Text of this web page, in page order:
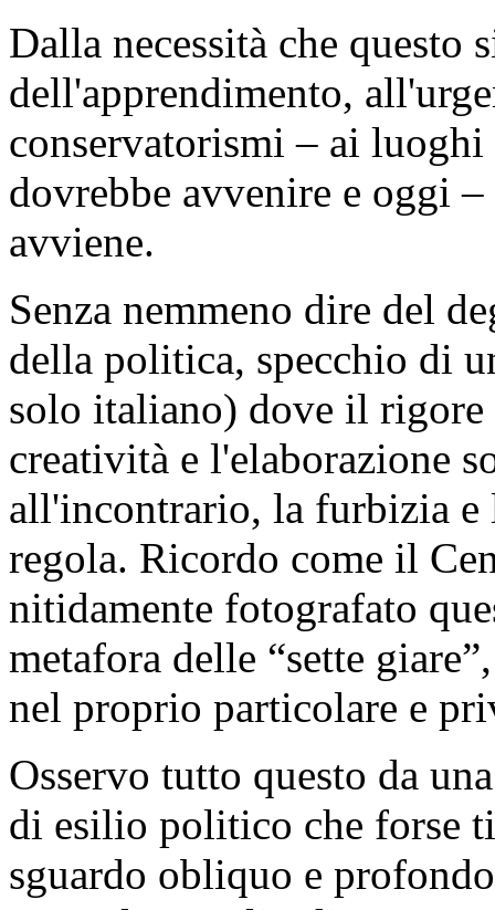
Dalla necessità che questo
dell'apprendimento,
conservatorismi – ai
dovrebbe avvenire e oggi
avviene.
Senza nemmeno dire del
della politica, specchio di
solo italiano) dove il
creatività e l'elaborazione
all'incontrario, la furbizia e
regola. Ricordo come il
nitidamente fotografato
metafora delle “sette
nel proprio particolare e
Osservo tutto questo da
di esilio politico che forse
sguardo obliquo e